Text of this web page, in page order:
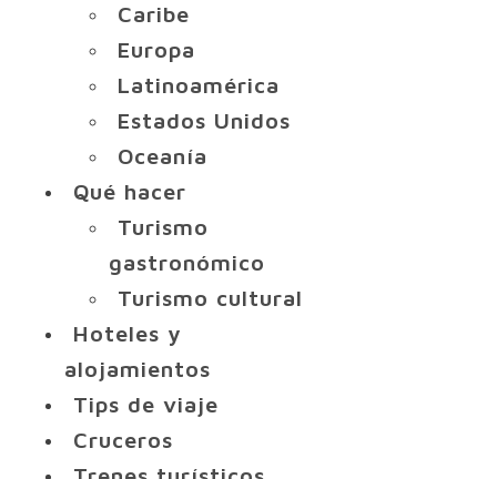
Caribe
Europa
Latinoamérica
Estados Unidos
Oceanía
Qué hacer
Turismo
gastronómico
Turismo cultural
Hoteles y
alojamientos
Tips de viaje
Cruceros